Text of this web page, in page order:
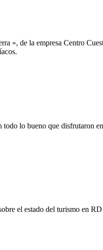
», de la empresa Centro
todo lo bueno que disfrutaron
el estado del turismo en